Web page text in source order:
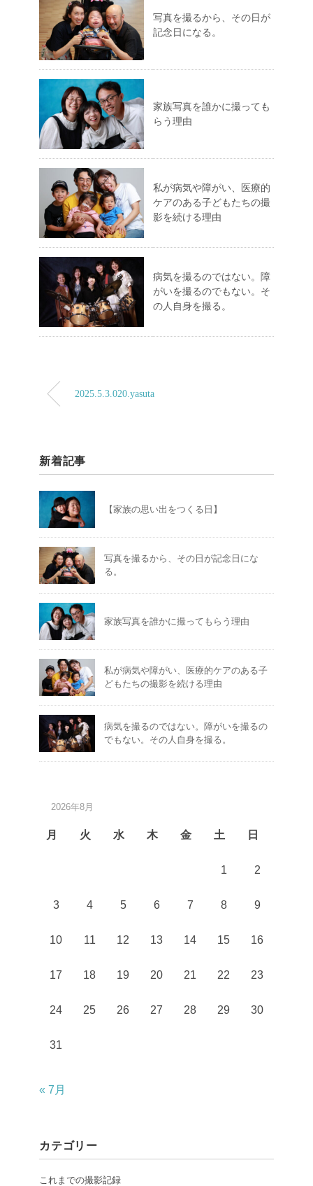
写真を撮るから、その日が
記念日になる。
家族写真を誰かに撮っても
らう理由
私が病気や障がい、医療的
ケアのある子どもたちの撮
影を続ける理由
病気を撮るのではない。障
がいを撮るのでもない。そ
の人自身を撮る。
2025.5.3.020.yasuta
新着記事
【家族の思い出をつくる日】
写真を撮るから、その日が記念日にな
る。
家族写真を誰かに撮ってもらう理由
私が病気や障がい、医療的ケアのある子
どもたちの撮影を続ける理由
病気を撮るのではない。障がいを撮るの
でもない。その人自身を撮る。
2026年8月
月 火 水 木 金 土 日
1 2
3 4 5 6 7 8 9
10 11 12 13 14 15 16
17 18 19 20 21 22 23
24 25 26 27 28 29 30
31
« 7月
カテゴリー
これまでの撮影記録